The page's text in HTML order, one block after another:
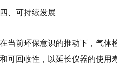
四、可持续发展
在当前环保意识的推动下，气体
和可回收性，以延长仪器的使用